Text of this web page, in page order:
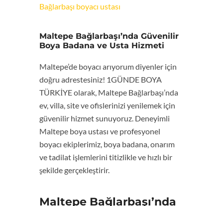
Bağlarbaşı boyacı ustası
Maltepe Bağlarbaşı’nda Güvenilir
Boya Badana ve Usta Hizmeti
Maltepe’de boyacı arıyorum diyenler için
doğru adrestesiniz! 1GÜNDE BOYA
TÜRKİYE olarak, Maltepe Bağlarbaşı’nda
ev, villa, site ve ofislerinizi yenilemek için
güvenilir hizmet sunuyoruz. Deneyimli
Maltepe boya ustası ve profesyonel
boyacı ekiplerimiz, boya badana, onarım
ve tadilat işlemlerini titizlikle ve hızlı bir
şekilde gerçekleştirir.
Maltepe Bağlarbaşı’nda